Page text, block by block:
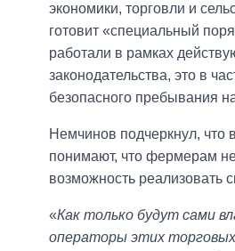
экономики, торговли и
готовит «специальный
работали в рамках
законодательства, это в
безопасного пребывания
Немчинов подчеркнул, что
понимают, что фермерам
возможность реализовать
«Как только будут сами
операторы этих